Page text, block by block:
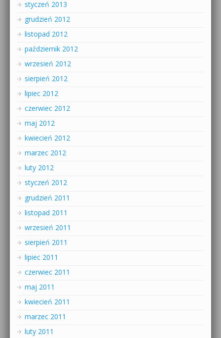
styczeń 2013
grudzień 2012
listopad 2012
październik 2012
wrzesień 2012
sierpień 2012
lipiec 2012
czerwiec 2012
maj 2012
kwiecień 2012
marzec 2012
luty 2012
styczeń 2012
grudzień 2011
listopad 2011
wrzesień 2011
sierpień 2011
lipiec 2011
czerwiec 2011
maj 2011
kwiecień 2011
marzec 2011
luty 2011